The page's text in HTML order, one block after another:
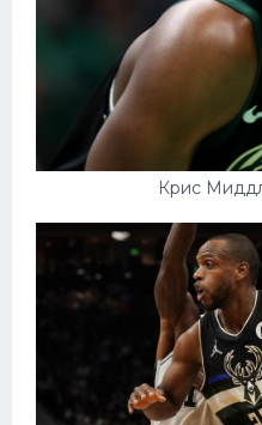
Крис
Интерьер квартиры